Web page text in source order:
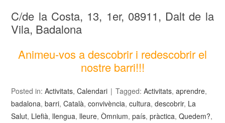
C/de la Costa, 13, 1er, 08911, Dalt de la
Vila, Badalona
Animeu-vos a descobrir i redescobrir el
nostre barri!!!
Posted in:Activitats,Calendari Tagged:Activitats,aprendre,
badalona,barri,Català,convivència,cultura,descobrir, La
Salut, Llefià, llengua, lleure,Òmnium,país,pràctica,Quedem?,